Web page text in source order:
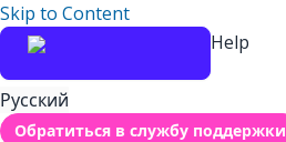
Skip to Content
Help
Русский
Обратиться в службу поддержки